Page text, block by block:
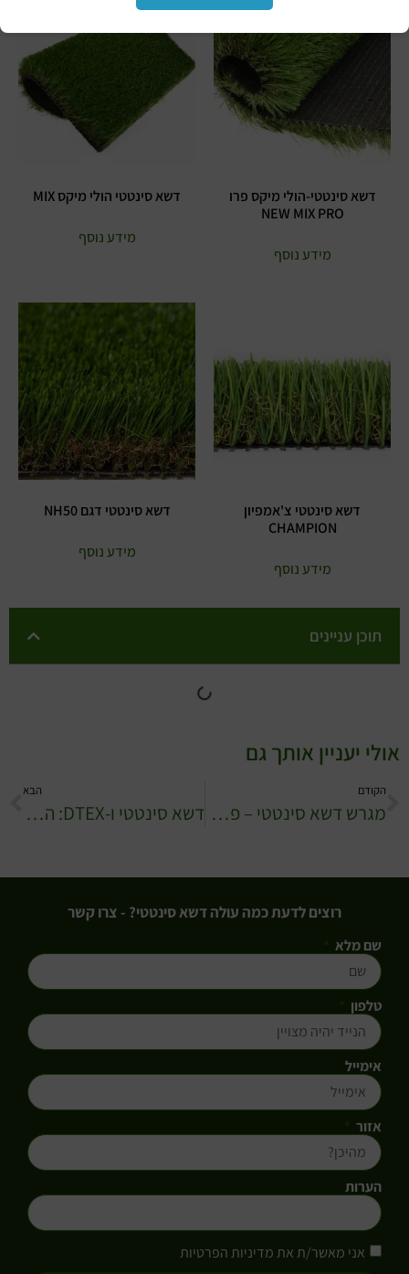
דשא סינטטי-הולי מיקס פרו
NEW MIX PRO
מידע נוסף
דשא סינטטי הולי מיקס MIX
מידע נוסף
דשא סינטטי צ'אמפיון
CHAMPION
מידע נוסף
דשא סינטטי דגם NH50
מידע נוסף
תוכן עניינים
אולי יעניין אותך גם
הקודם
מגרש דשא סינטטי – פרויקט המגרש בשפרעם
הבא
דשא סינטטי ו-DTEX: הבנת המדע שמאחורי הדשא
רוצים לדעת כמה עולה דשא סינטטי? - צרו קשר
שם מלא
טלפון
אימייל
אזור
הערות
אני מאשר/ת את מדיניות הפרטיות